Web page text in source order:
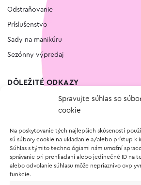
Spravujte súhlas so
cookie
Na poskytovanie tých najlepších skúseností
sú súbory cookie na ukladanie a/alebo prístup k
Súhlas s týmito technológiami nám umožní
správanie pri prehliadaní alebo jedinečné ID na
alebo odvolanie súhlasu môže nepriaznivo
funkcie.
Odstraňovanie
Príslušenstvo
Sady na manikúru
Sezónny výpredaj
DÔLEŽITÉ ODKAZY
Vernostný program
O NÁKUPE